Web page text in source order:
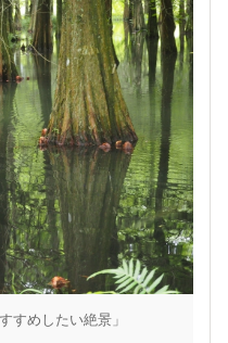
すめしたい絶景」